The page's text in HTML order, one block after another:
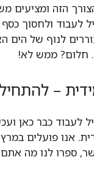
הזה ומציעים
לעבוד ולחסוך
לנוף של הים
חלום? ממש לא!
–
לעבוד כבר כאן
אנו פועלים
ספרו לנו מה